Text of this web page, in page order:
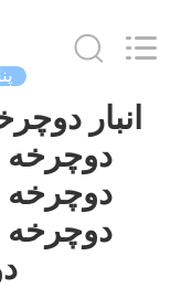
محصولات
انبار